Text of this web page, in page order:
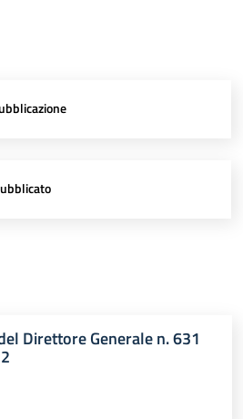
Direttore Generale n. 631